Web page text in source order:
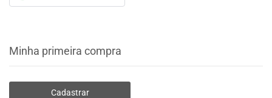
Minha primeira compra
Cadastrar